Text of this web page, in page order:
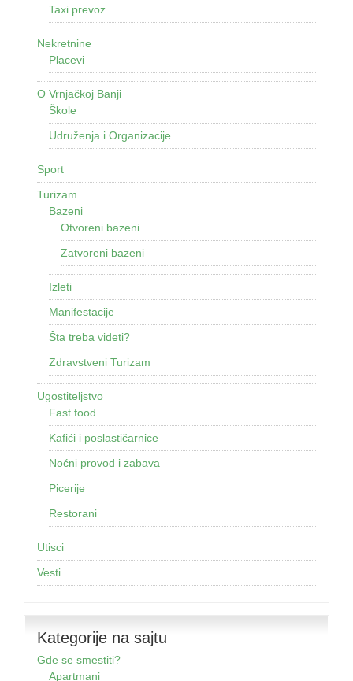
Taxi prevoz
Nekretnine
Placevi
O Vrnjačkoj Banji
Škole
Udruženja i Organizacije
Sport
Turizam
Bazeni
Otvoreni bazeni
Zatvoreni bazeni
Izleti
Manifestacije
Šta treba videti?
Zdravstveni Turizam
Ugostiteljstvo
Fast food
Kafići i poslastičarnice
Noćni provod i zabava
Picerije
Restorani
Utisci
Vesti
Kategorije na sajtu
Gde se smestiti?
Apartmani